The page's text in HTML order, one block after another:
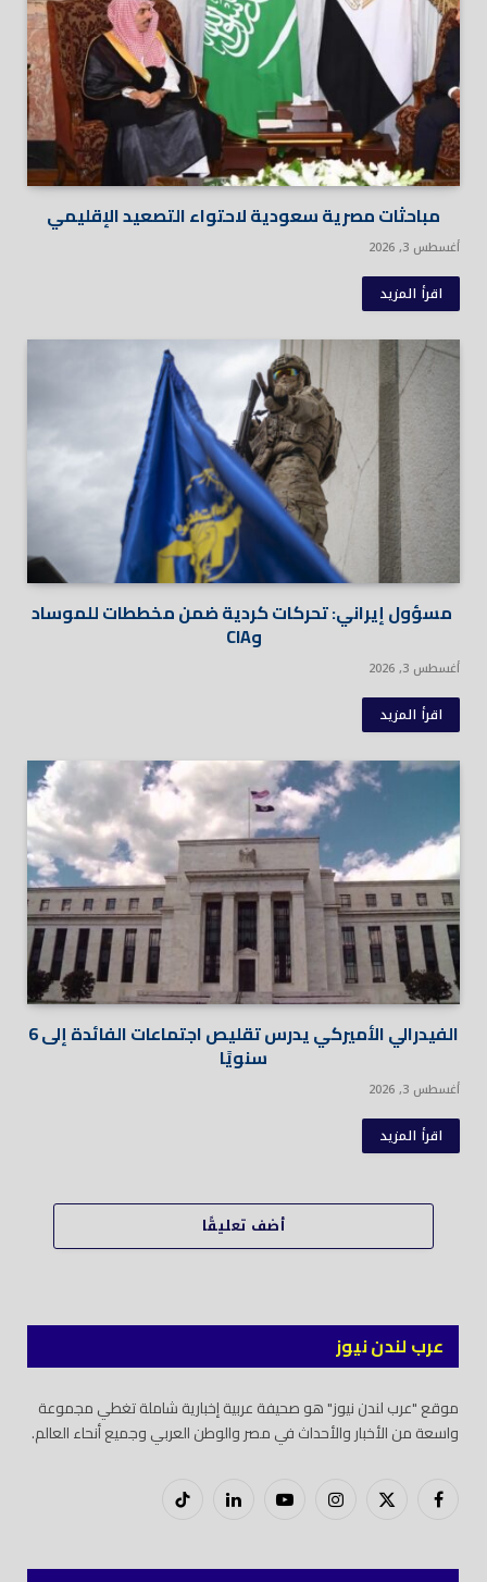
مباحثات مصرية سعودية لاحتواء التصعيد الإقليمي
أغسطس 3, 2026
اقرأ المزيد
مسؤول إيراني: تحركات كردية ضمن مخططات للموساد
وCIA
أغسطس 3, 2026
اقرأ المزيد
الفيدرالي الأميركي يدرس تقليص اجتماعات الفائدة إلى 6
سنويًا
أغسطس 3, 2026
اقرأ المزيد
أضف تعليقًا
عرب لندن نيوز
موقع "عرب لندن نيوز" هو صحيفة عربية إخبارية شاملة تغطي مجموعة
واسعة من الأخبار والأحداث في مصر والوطن العربي وجميع أنحاء العالم.
فيسبوكX
إنستغراميوتيوب لينكدود
تيك